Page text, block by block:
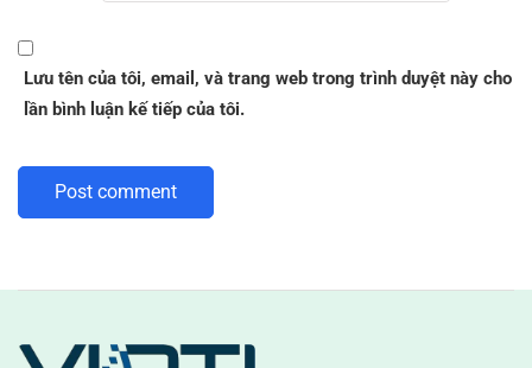
Lưu tên của tôi, email, và trang web trong trình duyệt này cho
lần bình luận kế tiếp của tôi.